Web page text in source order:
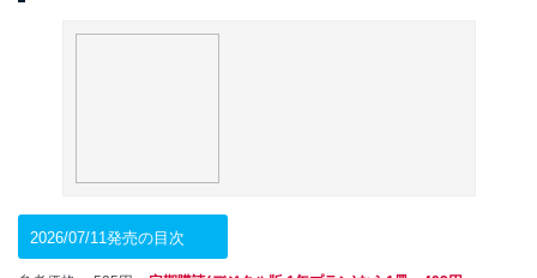
2026/07/11発売の目次